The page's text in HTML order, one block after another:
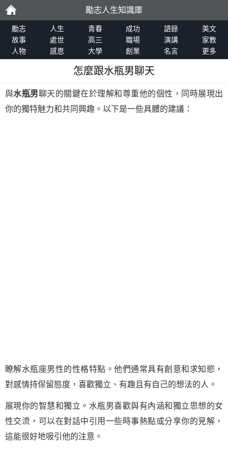
勵
志
勵志人生知識庫
勵志 人生 青春 成功 語錄
美文
故事
處世 高三 職場 演講
家教
人物
感恩 大學 創業 名言 更多
怎麼跟水瓶男聊天
與水瓶男聊天的關鍵在於理解和尊重他的個性，同時展現出
你的獨特魅力和共同興趣。以下是一些具體的建議：
瞭解水瓶座男性的性格特點。他們通常具有創意和求知慾，
對感情持保留態度，喜歡獨立、有趣且有自己的想法的人。
展現你的智慧和獨立。水瓶男喜歡與有內涵和獨立思想的女
性交流，可以在對話中引用一些時事熱點或分享你的見解，
這能很好地吸引他的注意。